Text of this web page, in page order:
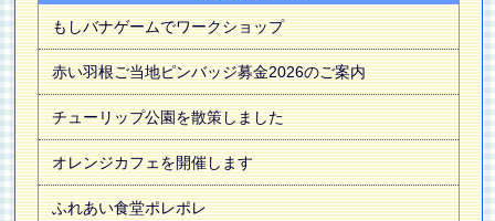
もしバナゲームでワークショップ
赤い羽根ご当地ピンバッジ募金2026のご案内
チューリップ公園を散策しました
オレンジカフェを開催します
ふれあい食堂ポレポレ